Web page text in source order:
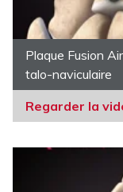
Plaque Fusion
talo-naviculaire
Regarder la